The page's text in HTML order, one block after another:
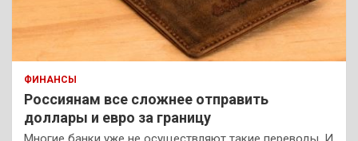
ФИНАНСЫ
Россиянам все сложнее отправить
доллары и евро за границу